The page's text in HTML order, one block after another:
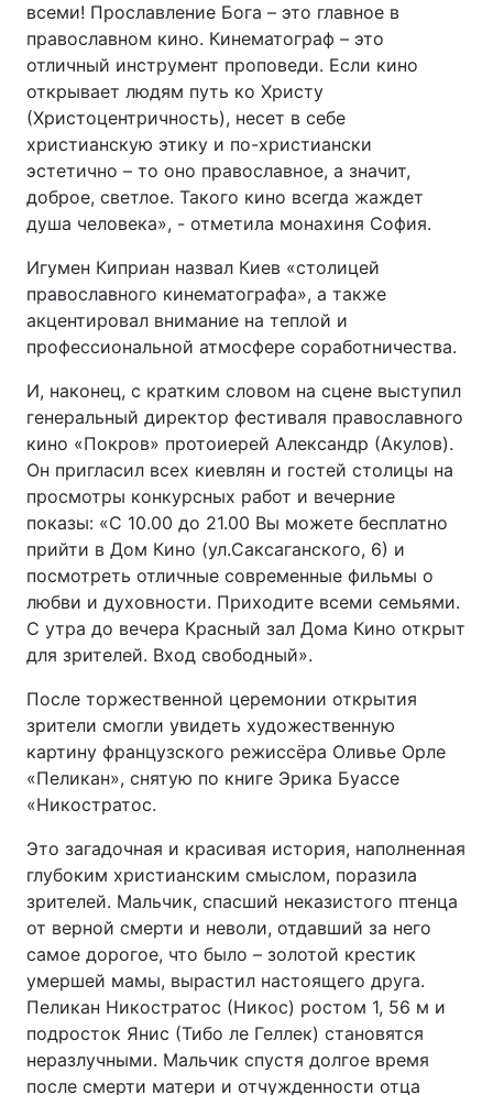
всеми! Прославление Бога – это главное в
православном кино. Кинематограф – это
отличный инструмент проповеди. Если кино
открывает людям путь ко Христу
(Христоцентричность), несет в себе
христианскую этику и по-христиански
эстетично – то оно православное, а значит,
доброе, светлое. Такого кино всегда жаждет
душа человека», - отметила монахиня София.
Игумен Киприан назвал Киев «столицей
православного кинематографа», а также
акцентировал внимание на теплой и
профессиональной атмосфере соработничества.
И, наконец, с кратким словом на сцене выступил
генеральный директор фестиваля православного
кино «Покров» протоиерей Александр (Акулов).
Он пригласил всех киевлян и гостей столицы на
просмотры конкурсных работ и вечерние
показы: «С 10.00 до 21.00 Вы можете бесплатно
прийти в Дом Кино (ул.Саксаганского, 6) и
посмотреть отличные современные фильмы о
любви и духовности. Приходите всеми семьями.
С утра до вечера Красный зал Дома Кино открыт
для зрителей. Вход свободный».
После торжественной церемонии открытия
зрители смогли увидеть художественную
картину французского режиссёра Оливье Орле
«Пеликан», снятую по книге Эрика Буассе
«Никостратос.
Это загадочная и красивая история, наполненная
глубоким христианским смыслом, поразила
зрителей. Мальчик, спасший неказистого птенца
от верной смерти и неволи, отдавший за него
самое дорогое, что было – золотой крестик
умершей мамы, вырастил настоящего друга.
Пеликан Никостратос (Никос) ростом 1, 56 м и
подросток Янис (Тибо ле Геллек) становятся
неразлучными. Мальчик спустя долгое время
после смерти матери и отчужденности отца